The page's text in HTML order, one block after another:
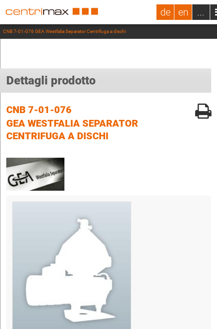
de en ...
CNB 7-01-076 GEA Westfalia Separator Centrifuga a dischi
Dettagli prodotto
CNB 7-01-076
GEA WESTFALIA SEPARATOR
CENTRIFUGA A DISCHI